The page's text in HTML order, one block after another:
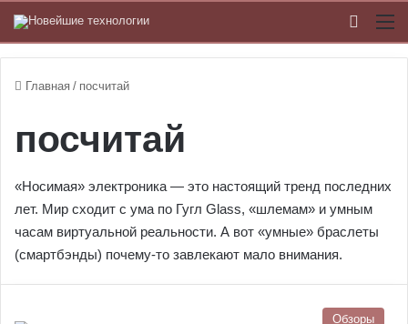
Главная / посчитай
посчитай
«Носимая» электроника — это настоящий тренд последних
лет. Мир сходит с ума по Гугл Glass, «шлемам» и умным
часам виртуальной реальности. А вот «умные» браслеты
(смартбэнды) почему-то завлекают мало внимания.
Обзоры